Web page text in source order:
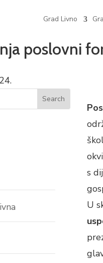
Grad Livno
poslovni
s
U